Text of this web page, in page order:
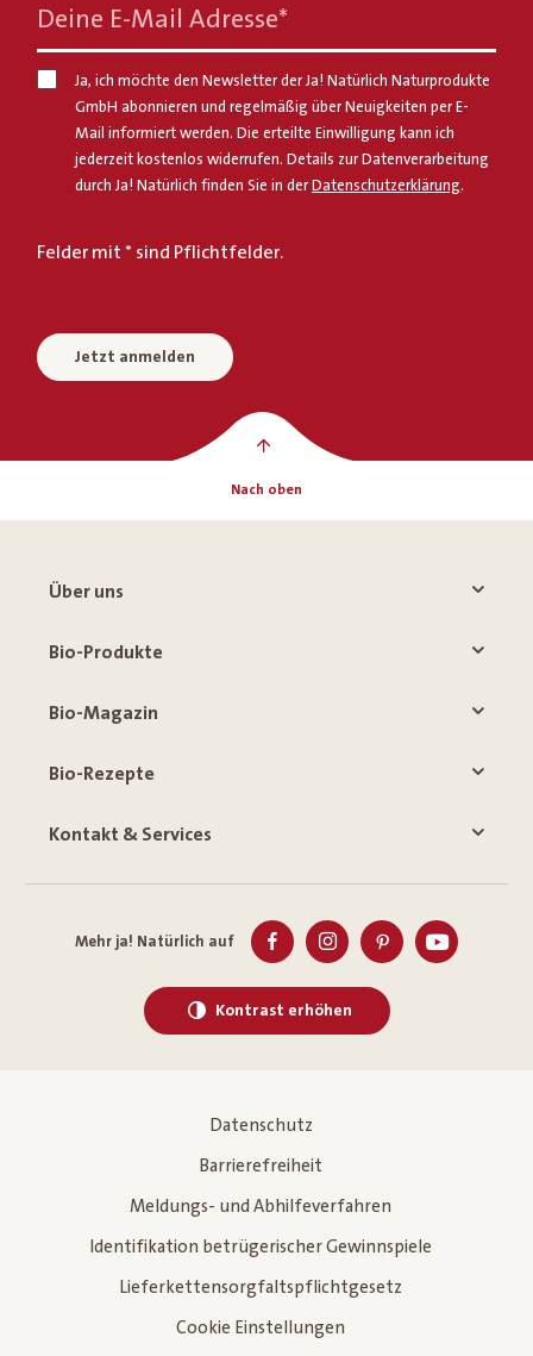
Deine E-Mail Adresse*
Ja, ich möchte den Newsletter der Ja! Natürlich Naturprodukte
GmbH abonnieren und regelmäßig über Neuigkeiten per E-
Mail informiert werden. Die erteilte Einwilligung kann ich
jederzeit kostenlos widerrufen. Details zur Datenverarbeitung
durch Ja! Natürlich finden Sie in der Datenschutzerklärung.
Felder mit * sind Pflichtfelder.
Jetzt anmelden
Nach oben
Über uns
Bio-Produkte
Bio-Magazin
Bio-Rezepte
Kontakt & Services
Mehr ja! Natürlich auf
Kontrast erhöhen
Datenschutz
Barrierefreiheit
Meldungs- und Abhilfeverfahren
Identifikation betrügerischer Gewinnspiele
Lieferkettensorgfaltspflichtgesetz
Cookie Einstellungen